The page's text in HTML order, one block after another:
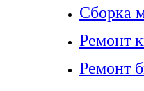
Сборка
Ремонт
Ремонт